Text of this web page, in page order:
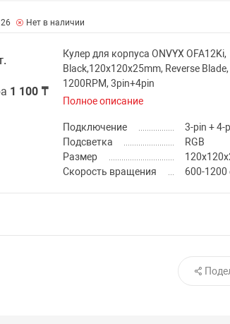
Нет в наличии
1 100 ₸
Кулер для корпуса ONVYX OFA12Ki,
Black,120x120x25mm, Reverse Blade,
1200RPM, 3pin+4pin
Полное описание
Подключение
3-pin + 4-
Подсветка
RGB
Размер
Скорость вращения
600-